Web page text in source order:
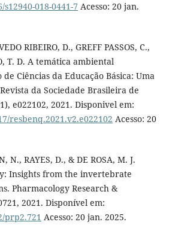
018-0441-7 Acesso: 20 jan.
RIBEIRO, D., GREFF PASSOS, C.,
T. D. A temática ambiental
Ciências da Educação Básica: Uma
da Sociedade Brasileira de
e022102, 2021. Disponivel em:
resbenq.2021.v2.e022102 Acesso: 20
N., RAYES, D., & DE ROSA, M. J.
Insights from the invertebrate
Pharmacology Research &
2021. Disponível em:
prp2.721 Acesso: 20 jan. 2025.